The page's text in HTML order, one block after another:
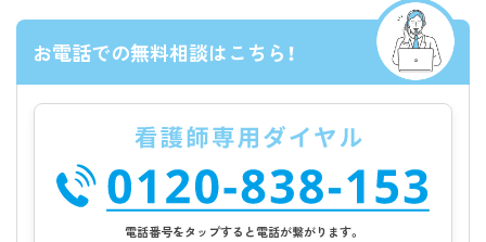
お電話での無料相談はこちら！
電話番号をタップすると電話が繋がります。